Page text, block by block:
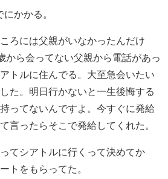
かかる。
ろには父親がいなかったんだけ
から会ってない父親から電話があっ
トルに住んでる。大至急会いたい
た。明日行かないと一生後悔する
ってないんですよ。今すぐに発給
言ったらそこで発給してくれた。
てシアトルに行くって決めてか
トをもらってた。